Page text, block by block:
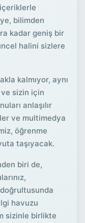
bilimden
kadar geniş bir
halini sizlere
kalmıyor, aynı
sizin için
anlaşılır
ve multimedya
öğrenme
taşıyacak.
biri de,
havuzu
sizinle birlikte